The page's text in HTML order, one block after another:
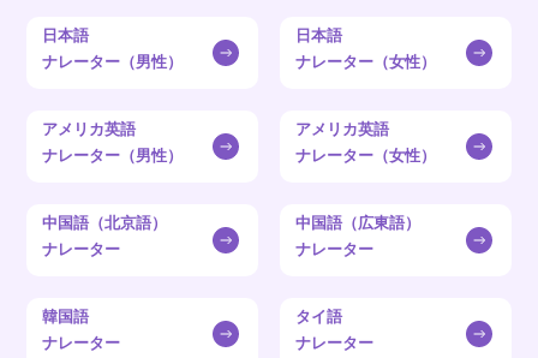
日本語
ナレーター（男性）
日本語
ナレーター（女性）
アメリカ英語
ナレーター（男性）
アメリカ英語
ナレーター（女性）
中国語（北京語）
ナレーター
中国語（広東語）
ナレーター
韓国語
ナレーター
タイ語
ナレーター